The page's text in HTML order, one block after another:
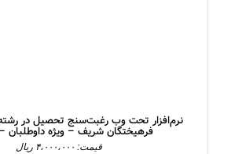
نرم‌افزار تحت وب رغبت‌سنج تحصیل در
فرهیختگان شریف – ویژه داوطلبان
قیمت: ۴،۰۰۰،۰۰۰ ریال